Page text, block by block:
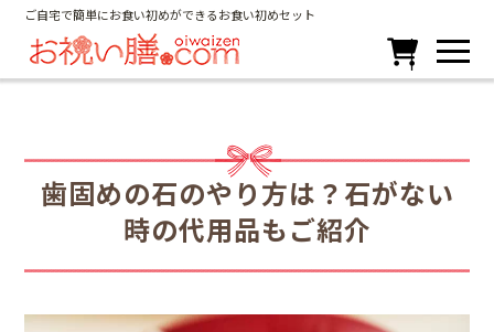
ご自宅で簡単にお食い初めができるお食い初めセット

歯固めの石のやり方は？石がない
時の代用品もご紹介